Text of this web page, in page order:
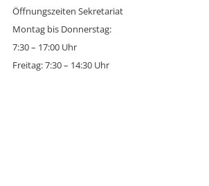
Öffnungszeiten Sekretariat
Montag bis Donnerstag:
7:30 – 17:00 Uhr
Freitag: 7:30 – 14:30 Uhr